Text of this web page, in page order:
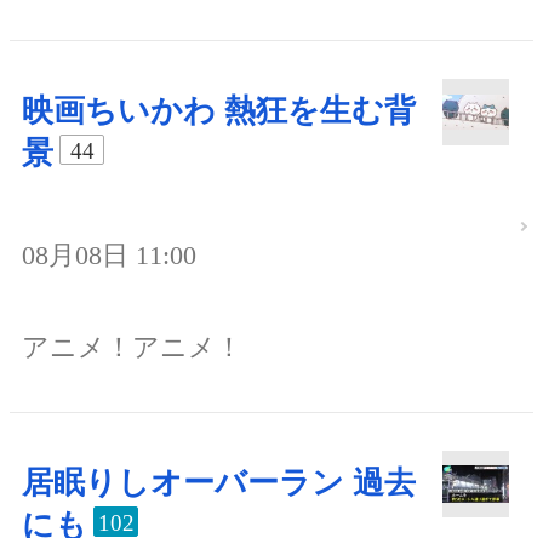
映画ちいかわ 熱狂を生む背
景
44
08月08日 11:00
アニメ！アニメ！
居眠りしオーバーラン 過去
にも
102